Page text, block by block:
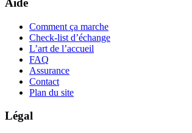
Aide
Comment ça marche
Check-list d’échange
L’art de l’accueil
FAQ
Assurance
Contact
Plan du site
Légal